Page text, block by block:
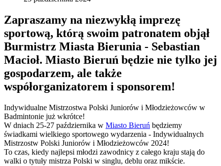
Zapraszamy na niezwykłą imprezę
sportową, którą swoim patronatem objął
Burmistrz Miasta Bierunia - Sebastian
Macioł. Miasto Bieruń będzie nie tylko jej
gospodarzem, ale także
współorganizatorem i sponsorem!
Indywidualne Mistrzostwa Polski Juniorów i Młodzieżowców w
Badmintonie już wkrótce!
W dniach 25-27 października w Miasto Bieruń będziemy
świadkami wielkiego sportowego wydarzenia - Indywidualnych
Mistrzostw Polski Juniorów i Młodzieżowców 2024!
To czas, kiedy najlepsi młodzi zawodnicy z całego kraju stają do
walki o tytuły mistrza Polski w singlu, deblu oraz mikście.